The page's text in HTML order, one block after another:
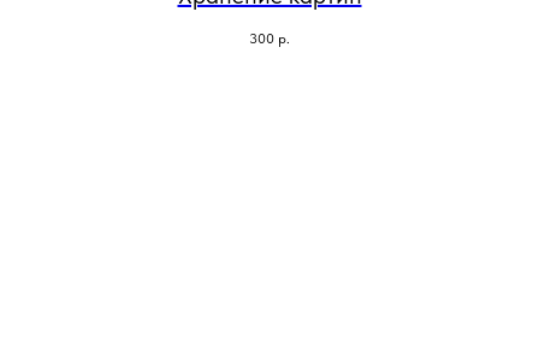
300 р.